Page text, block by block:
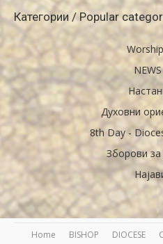
Категории / Popular
Worship
NEWS
Духовни
8th Day -
Зборови
Home BISHOP DIOCESE